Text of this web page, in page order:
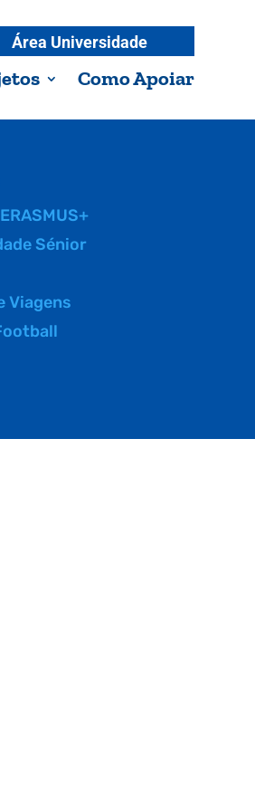
Área Universidade
Como Apoiar
Sénior
Viagens